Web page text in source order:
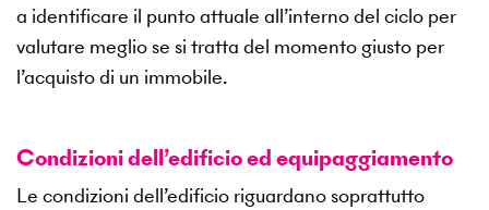
a identificare il punto attuale all’interno del ciclo per
valutare meglio se si tratta del momento giusto per
l’acquisto di un immobile.
Condizioni dell’edificio ed equipaggiamento
Le condizioni dell’edificio riguardano soprattutto